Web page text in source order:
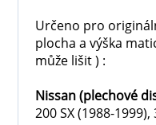
Určeno pro
plocha a výška
může lišit ) :
Nissan(plechové
200 SX (1988-